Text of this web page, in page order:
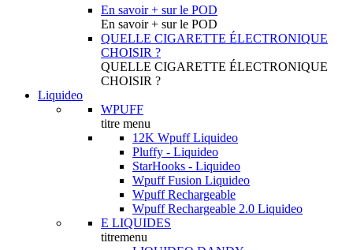
En savoir + sur le POD
En savoir + sur le POD
QUELLE CIGARETTE ÉLECTRONIQUE
CHOISIR ?
QUELLE CIGARETTE ÉLECTRONIQUE
CHOISIR ?
Liquideo
WPUFF
titre menu
12K Wpuff Liquideo
Pluffy - Liquideo
StarHooks - Liquideo
Wpuff Fusion Liquideo
Wpuff Rechargeable
Wpuff Rechargeable 2.0 Liquideo
E LIQUIDES
titremenu